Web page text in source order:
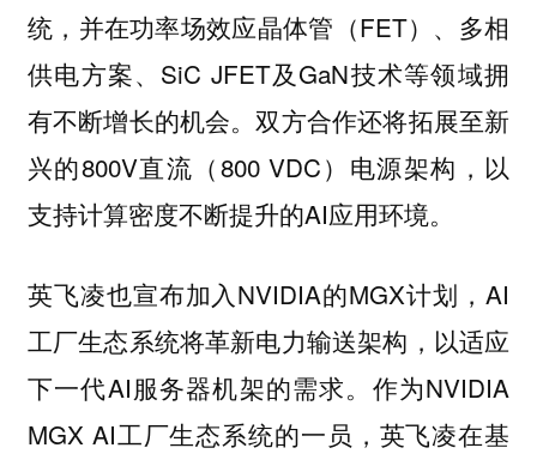
统，并在功率场效应晶体管（FET）、多相
供电方案、SiC JFET及GaN技术等领域拥
有不断增长的机会。双方合作还将拓展至新
兴的800V直流（800 VDC）电源架构，以
支持计算密度不断提升的AI应用环境。
英飞凌也宣布加入NVIDIA的MGX计划，AI
工厂生态系统将革新电力输送架构，以适应
下一代AI服务器机架的需求。作为NVIDIA
MGX AI工厂生态系统的一员，英飞凌在基